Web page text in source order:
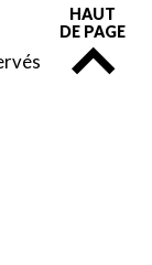
HAUT
DE PAGE